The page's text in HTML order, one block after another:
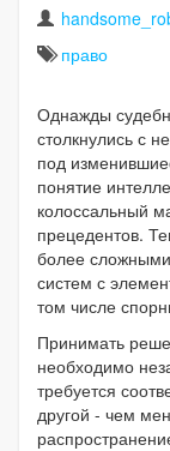
право
Однажды
столкнулись с
под
понятие
колоссальный
прецедентов.
более
систем с
том числе
Принимать
необходимо
требуется
другой - чем